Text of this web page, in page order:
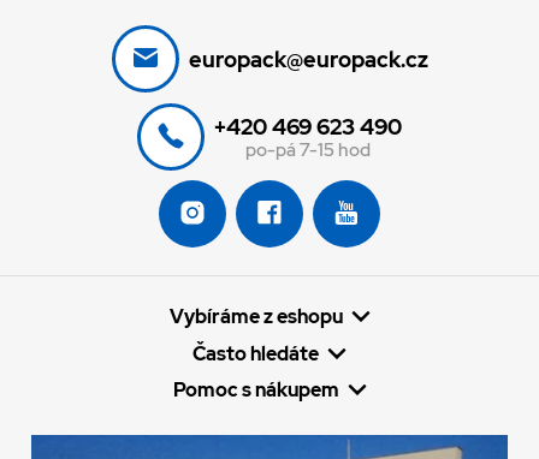
europack@europack.cz
+420 469 623 490
po-pá 7-15 hod
Vybíráme z eshopu
Často hledáte
Pomoc s nákupem